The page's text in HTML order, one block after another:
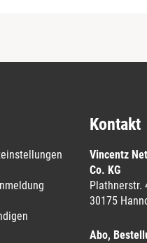
Kontakt
Vincentz
Co. KG
Plathnerstr.
30175
Abo,